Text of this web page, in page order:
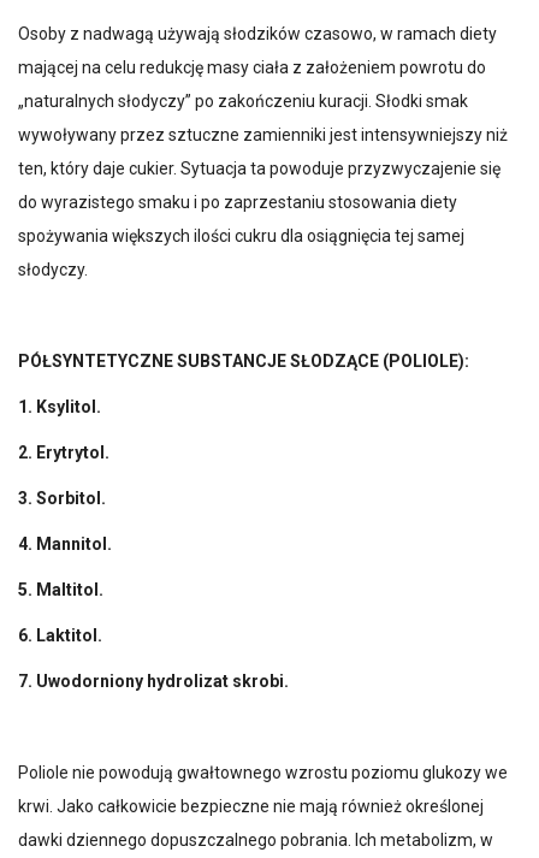
Osoby z nadwagą używają słodzików czasowo, w ramach diety
mającej na celu redukcję masy ciała z założeniem powrotu do
„naturalnych słodyczy” po zakończeniu kuracji. Słodki smak
wywoływany przez sztuczne zamienniki jest intensywniejszy niż
ten, który daje cukier. Sytuacja ta powoduje przyzwyczajenie się
do wyrazistego smaku i po zaprzestaniu stosowania diety
spożywania większych ilości cukru dla osiągnięcia tej samej
słodyczy.
PÓŁSYNTETYCZNE SUBSTANCJE SŁODZĄCE (POLIOLE):
1. Ksylitol.
2. Erytrytol.
3. Sorbitol.
4. Mannitol.
5. Maltitol.
6. Laktitol.
7. Uwodorniony hydrolizat skrobi.
Poliole nie powodują gwałtownego wzrostu poziomu glukozy we
krwi. Jako całkowicie bezpieczne nie mają również określonej
dawki dziennego dopuszczalnego pobrania. Ich metabolizm, w